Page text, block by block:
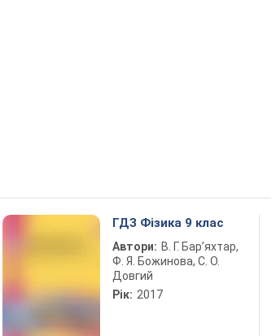
ГДЗ Фізика 9 клас
Автори: В. Г. Бар’яхтар,
Ф. Я. Божинова, С. О.
Довгий
Рік: 2017